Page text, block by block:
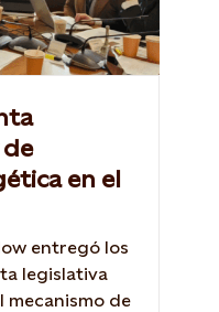
en el
entregó los
legislativa
mecanismo de